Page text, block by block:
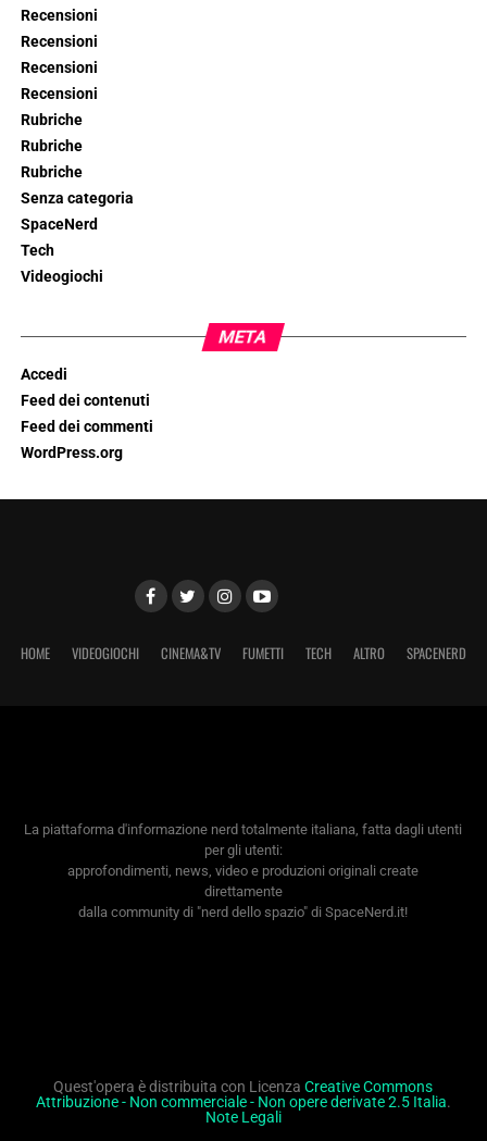
Recensioni
Recensioni
Recensioni
Recensioni
Rubriche
Rubriche
Rubriche
Senza categoria
SpaceNerd
Tech
Videogiochi
META
Accedi
Feed dei contenuti
Feed dei commenti
WordPress.org
HOME VIDEOGIOCHI CINEMA&TV FUMETTI TECH ALTRO SPACENERD
La piattaforma d'informazione nerd totalmente italiana, fatta dagli utenti
per gli utenti:
approfondimenti, news, video e produzioni originali create
direttamente
dalla community di "nerd dello spazio" di SpaceNerd.it!
Quest'opera è distribuita con LicenzaCreative Commons
Attribuzione - Non commerciale - Non opere derivate 2.5 Italia.
Note Legali